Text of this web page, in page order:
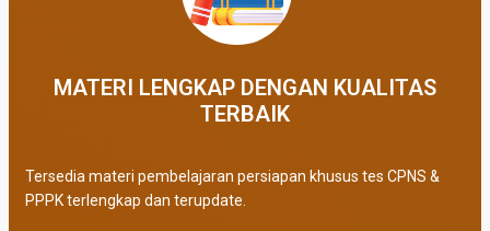
MATERI LENGKAP DENGAN KUALITAS
TERBAIK​
Tersedia materi pembelajaran persiapan khusus tes CPNS &
PPPK terlengkap dan terupdate.